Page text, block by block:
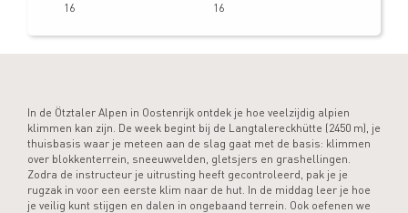
16 16
In de Ötztaler Alpen in Oostenrijk ontdek je hoe veelzijdig alpien
klimmen kan zijn. De week begint bij de Langtalereckhütte (2450 m), je
thuisbasis waar je meteen aan de slag gaat met de basis: klimmen
over blokkenterrein, sneeuwvelden, gletsjers en grashellingen.
Zodra de instructeur je uitrusting heeft gecontroleerd, pak je je
rugzak in voor een eerste klim naar de hut. In de middag leer je hoe
je veilig kunt stijgen en dalen in ongebaand terrein. Ook oefenen we